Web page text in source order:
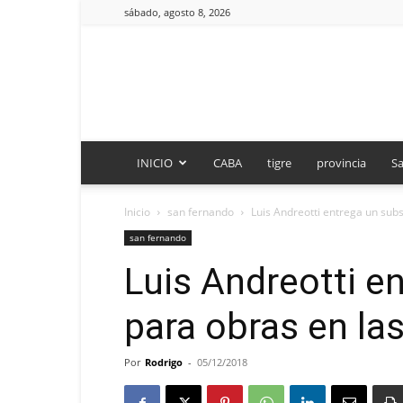
sábado, agosto 8, 2026
INICIO CABA tigre provincia
Inicio san fernando Luis Andreotti entrega un
san fernando
Luis Andreotti
para obras en
Por Rodrigo - 05/12/2018